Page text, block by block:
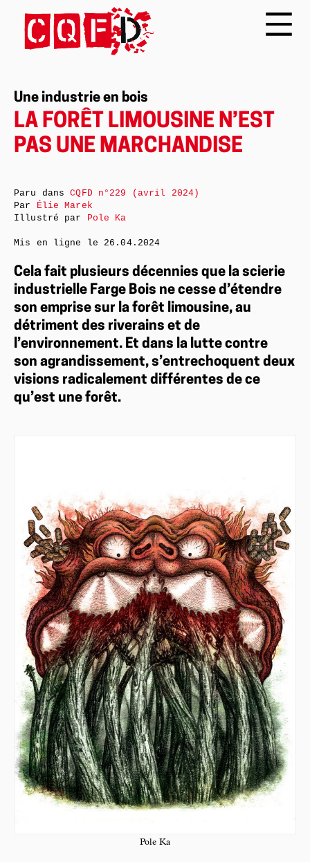
Une industrie en bois
LA FORÊT LIMOUSINE N’EST
PAS UNE MARCHANDISE
Cela fait plusieurs décennies que la scierie
industrielle Farge Bois ne cesse d’étendre
son emprise sur la forêt limousine, au
détriment des riverains et de
l’environnement. Et dans la lutte contre
son agrandissement, s’entrechoquent deux
visions radicalement différentes de ce
qu’est une forêt.
Pole Ka
Paru dansCQFD n°229 (avril 2024)
Par Élie Marek
Illustré par Pole Ka
Mis en ligne le 26.04.2024